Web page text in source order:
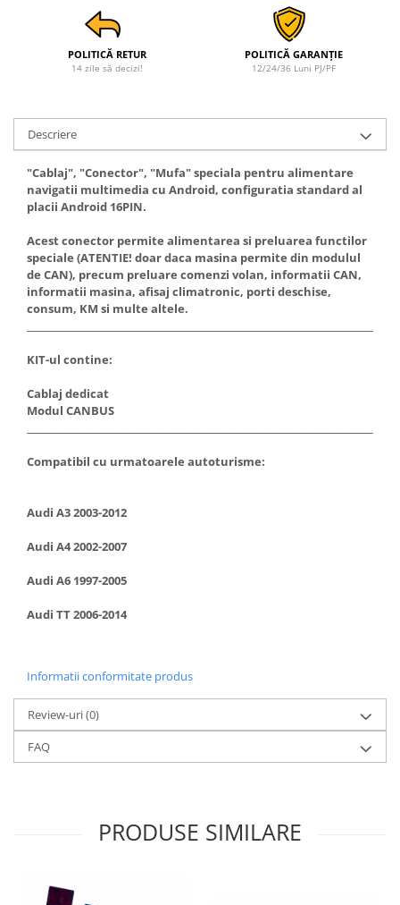
Rame adaptoare Opel
Rame adaptoare Skoda
Rame adaptoare Suzuki
Rame adaptoare Dacia
Rame adaptoare Audi
Rame adaptoare BMW
Rame adaptoare Seat
Rame adaptoare Renault
Rame adaptoare Toyota
Rame adaptoare Volvo
Rame adaptoare Daihatsu
Rame adaptoare Alfa Romeo
Rame adaptoare Chevrolet
POLITICĂ RETUR
14 zile să decizi!
POLITICĂ GARANȚIE
12/24/36 Luni PJ/PF
Descriere
"Cablaj", "Conector", "Mufa" speciala pentru alimentare
navigatii multimedia cu Android, configuratia standard al
placii Android 16PIN.
Acest conector permite alimentarea si preluarea functilor
speciale (ATENTIE! doar daca masina permite din modulul
de CAN), precum preluare comenzi volan, informatii CAN,
informatii masina, afisaj climatronic, porti deschise,
consum, KM si multe altele.
KIT-ul contine:
Cablaj dedicat
Modul CANBUS
Compatibil cu urmatoarele autoturisme:
Audi A3 2003-2012
Audi A4 2002-2007
Audi A6 1997-2005
Audi TT 2006-2014
Informatii conformitate produs
Review-uri(0)
FAQ
PRODUSE SIMILARE